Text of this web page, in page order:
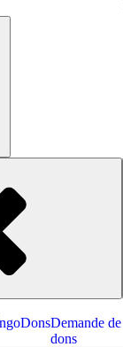
DonsDemande de
dons